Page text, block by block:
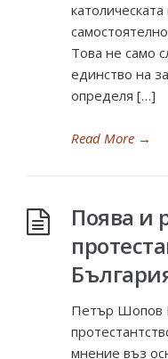
Това не само
единство на
определя […]
Read More →
Поява и
Петър Шопов
мнение въз